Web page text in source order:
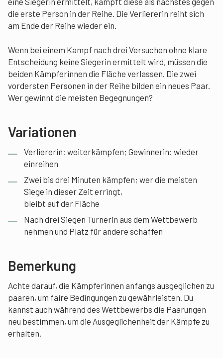
die erste Person in der Reihe. Die Verliererin reiht sich
am Ende der Reihe wieder ein.
Wenn bei einem Kampf nach drei Versuchen ohne klare
Entscheidung keine Siegerin ermittelt wird, müssen die
beiden Kämpferinnen die Fläche verlassen. Die zwei
vordersten Personen in der Reihe bilden ein neues Paar.
Wer gewinnt die meisten Begegnungen?
Variationen
Verliererin: weiterkämpfen; Gewinnerin: wieder
einreihen
Zwei bis drei Minuten kämpfen; wer die meisten
Siege in dieser Zeit erringt,
bleibt auf der Fläche
Nach drei Siegen Turnerin aus dem Wettbewerb
nehmen und Platz für andere schaffen
Bemerkung
Achte darauf, die Kämpferinnen anfangs ausgeglichen zu
paaren, um faire Bedingungen zu gewährleisten. Du
kannst auch während des Wettbewerbs die Paarungen
neu bestimmen, um die Ausgeglichenheit der Kämpfe zu
erhalten.